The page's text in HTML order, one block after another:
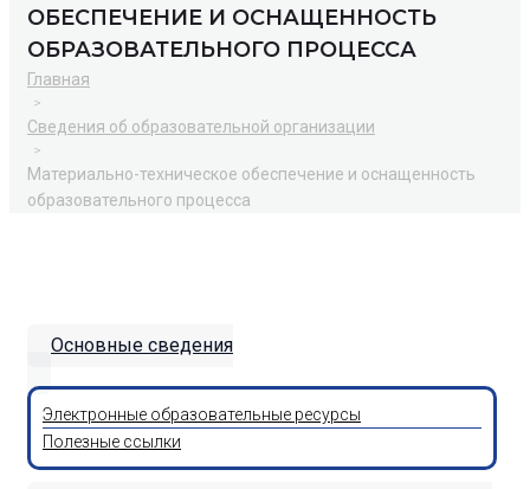
ОБЕСПЕЧЕНИЕ И ОСНАЩЕННОСТЬ
ОБРАЗОВАТЕЛЬНОГО ПРОЦЕССА
Главная
>
Сведения об образовательной организации
>
Материально-техническое обеспечение и оснащенность
образовательного процесса
Основные сведения
Электронные образовательные ресурсы
Полезные ссылки